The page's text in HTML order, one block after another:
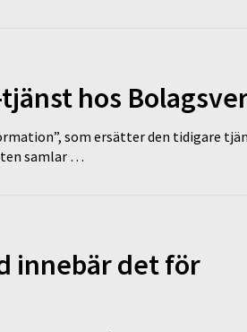
hos
som ersätter den tidigare
samlar …
innebär det för